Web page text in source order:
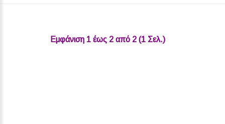
Εμφάνιση 1 έως 2 από 2 (1 Σελ.)‎